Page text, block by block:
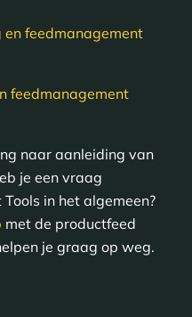
feedmanagement
feedmanagement
naar aanleiding van
je een vraag
in het algemeen?
met de productfeed
je graag op weg.